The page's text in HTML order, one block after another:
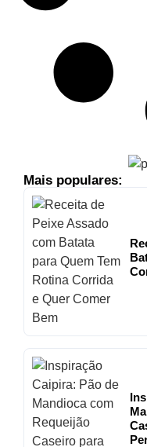
Mais populares: